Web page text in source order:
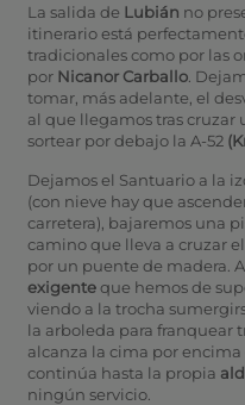
La salida de Lubián no
itinerario está
tradicionales como por las
por Nicanor Carballo.
tomar, más adelante, el
al que llegamos tras cruzar
sortear por debajo la A-52
Dejamos el Santuario a la
(con nieve hay que
carretera), bajaremos una
camino que lleva a cruzar el
por un puente de madera.
exigenteque hemos de
viendo a la trocha
la arboleda para franquear
alcanza la cima por encima
continúa hasta la propia
ningún servicio.